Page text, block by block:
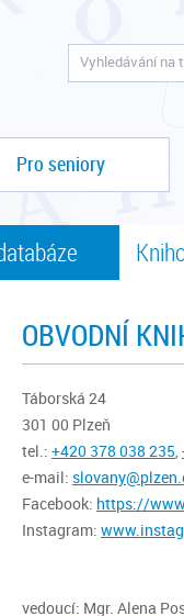
Pro seniory
OBVODNÍ
Táborská 24
301 00 Plzeň
tel.: +420 378 038 235,
e-mail:
Facebook: https://
Instagram:
vedoucí: Mgr. Alena